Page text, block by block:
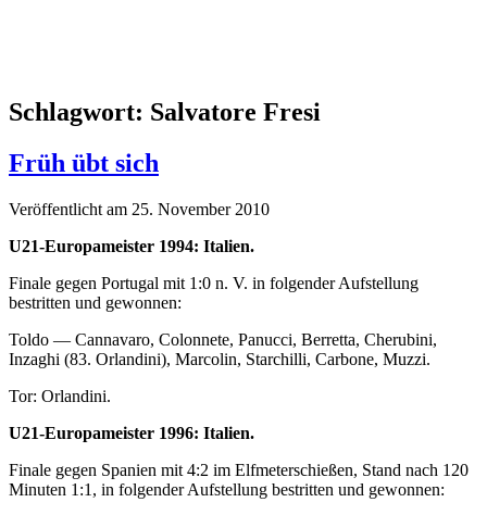
Schlagwort: Salvatore Fresi
Früh übt sich
Veröffentlicht am 25. November 2010
U21-Europameister 1994: Italien.
Finale gegen Portugal mit 1:0 n. V. in folgender Aufstellung
bestritten und gewonnen:
Toldo — Cannavaro, Colonnete, Panucci, Berretta, Cherubini,
Inzaghi (83. Orlandini), Marcolin, Starchilli, Carbone, Muzzi.
Tor: Orlandini.
U21-Europameister 1996: Italien.
Finale gegen Spanien mit 4:2 im Elfmeterschießen, Stand nach 120
Minuten 1:1, in folgender Aufstellung bestritten und gewonnen: